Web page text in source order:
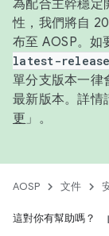
為配合主幹穩定
性，我們將自
布至 AOSP。如
latest-release
單分支版本一律
最新版本。詳情
更 」。
AOSP 文件
這對你有幫助嗎？